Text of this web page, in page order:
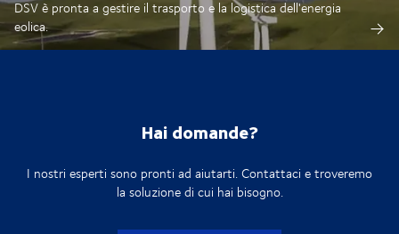
DSV è pronta a gestire il trasporto e la logistica dell'energia
eolica.
Hai domande?
I nostri esperti sono pronti ad aiutarti. Contattaci e troveremo
la soluzione di cui hai bisogno.